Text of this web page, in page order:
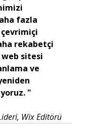
fazla
rekabetçi
sitesi
ve
"
Wix Editörü